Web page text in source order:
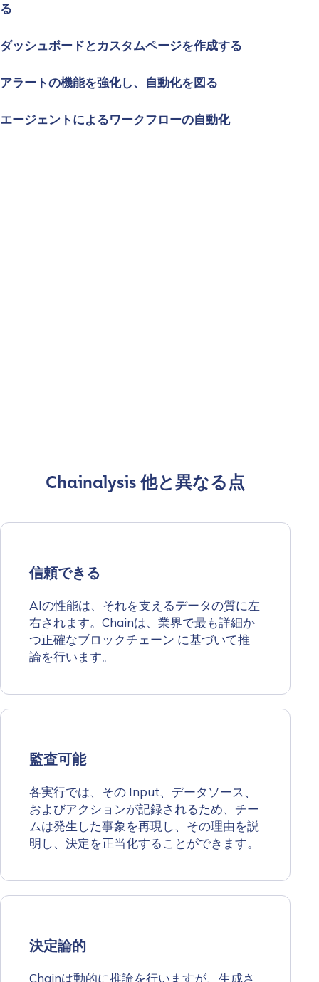
る
ダッシュボードとカスタムページを作成する
アラートの機能を強化し、自動化を図る
エージェントによるワークフローの自動化
Chainalysis 他と異なる点
信頼できる
AIの性能は、それを支えるデータの質に左
右されます。Chainは、業界で最も詳細か
つ正確なブロックチェーン に基づいて推
論を行います。
監査可能
各実行では、その Input、データソース、
およびアクションが記録されるため、チー
ムは発生した事象を再現し、その理由を説
明し、決定を正当化することができます。
決定論的
Chainは動的に推論を行いますが、生成さ